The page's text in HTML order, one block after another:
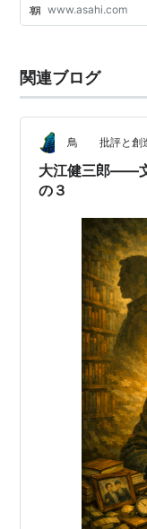
『死霊狩り
『ウルフガ
『幻魔大戦Ｄ
『地球樹の女
『ボヘミア
『ストレンジ
『時空暴走気
『メガビタ
『アンドロ
『サイボー
『超革命的
『エスパー
漫画原作
『エイトマン
『幻魔大戦』
『エリート』
『デスハン
『スパイダ
『クリスタ
www.asahi.com
関連ブログ
鳥 批評と創
大江健三郎――文学の
の３